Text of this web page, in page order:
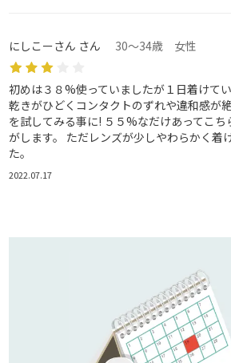
にしこーさん さん 30～34歳 女性
初めは３８%使っていましたが１日着けて
乾きがひどくコンタクトのずれや違和感が
を試してみる事に! ５５%なだけあってこ
がします。 ただレンズが少しやわらかく着
た。
2022.07.17